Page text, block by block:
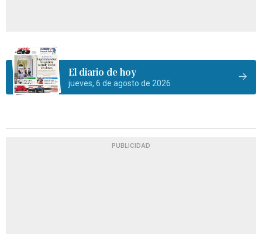
El diario de hoy
jueves, 6 de agosto de 2026
PUBLICIDAD